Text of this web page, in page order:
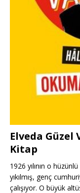
Elveda Güzel
Kitap
1926 yılının o
yıkılmış, genç
çalışıyor. O büyük